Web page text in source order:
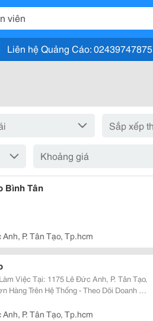
Liên hệ Quảng Cáo: 02439747875
Khoảng giá
Bình Tân
P. Tân Tạo, Tp.hcm
P. Tân Tạo, Tp.hcm